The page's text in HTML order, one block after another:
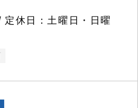
休日：土曜日・日曜